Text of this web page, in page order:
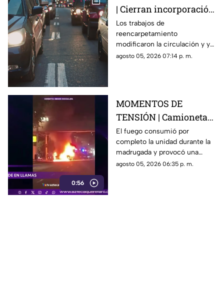
| Cierran incorporación
hacia la carretera 57;
esta es la zona afectada
Los trabajos de
reencarpetamiento
modificaron la circulación y ya
generan carga vehicular en el
agosto 05, 2026 07:14 p. m.
0:56
MOMENTOS DE
TENSIÓN | Camioneta
termina calcinada
sobre avenida
Constituyentes; así se
vivió el momento
El fuego consumió por
completo la unidad durante la
madrugada y provocó una
intensa movilización en una de
agosto 05, 2026 06:35 p. m.